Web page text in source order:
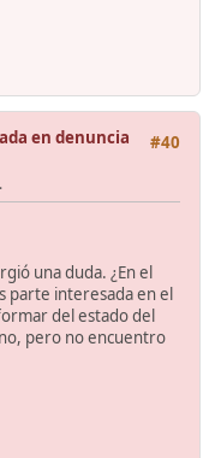
#40
en denuncia
una duda. ¿En el
parte interesada en el
del estado del
pero no encuentro